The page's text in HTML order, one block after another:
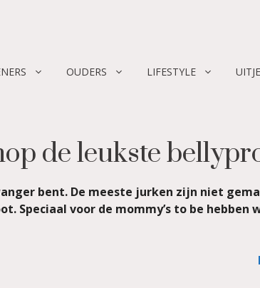
OUDERS LIFESTYLE
de leukste
bent. De meeste jurken zijn niet
Speciaal voor de mommy’s to be